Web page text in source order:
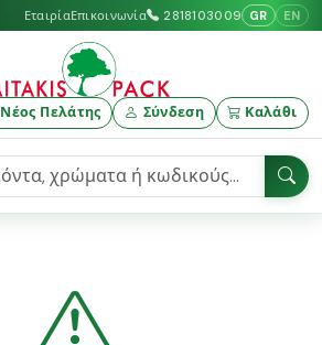
ΕταιρίαΕπικοινωνία 2818103009 GR EN
Νέος Πελάτης Σύνδεση Καλάθι